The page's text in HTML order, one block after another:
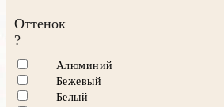
Оттенок
?
Алюминий
Бежевый
Белый